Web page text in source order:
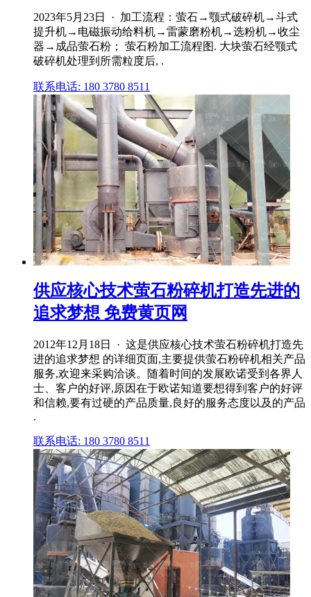
2023年5月23日 · 加工流程：萤石→颚式破碎机→斗式
提升机→电磁振动给料机→雷蒙磨粉机→选粉机→收尘
器→成品萤石粉； 萤石粉加工流程图. 大块萤石经颚式
破碎机处理到所需粒度后, .
联系电话: 180 3780 8511
供应核心技术萤石粉碎机打造先进的
追求梦想 免费黄页网
2012年12月18日 · 这是供应核心技术萤石粉碎机打造先
进的追求梦想 的详细页面,主要提供萤石粉碎机相关产品
服务,欢迎来采购洽谈。随着时间的发展欧诺受到各界人
士、客户的好评,原因在于欧诺知道要想得到客户的好评
和信赖,要有过硬的产品质量,良好的服务态度以及的产品
.
联系电话: 180 3780 8511